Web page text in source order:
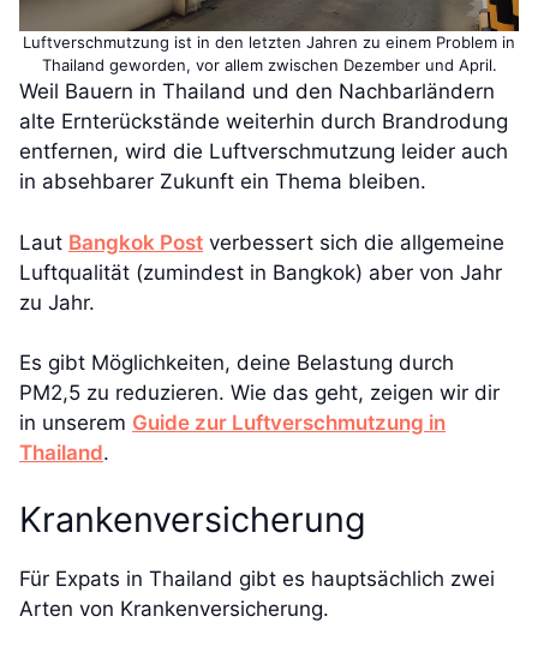
Luftverschmutzung ist in den letzten Jahren zu einem Problem in
Thailand geworden, vor allem zwischen Dezember und April.
Weil Bauern in Thailand und den Nachbarländern
alte Ernterückstände weiterhin durch Brandrodung
entfernen, wird die Luftverschmutzung leider auch
in absehbarer Zukunft ein Thema bleiben.
Laut Bangkok Post verbessert sich die allgemeine
Luftqualität (zumindest in Bangkok) aber von Jahr
zu Jahr.
Es gibt Möglichkeiten, deine Belastung durch
PM2,5 zu reduzieren. Wie das geht, zeigen wir dir
in unserem Guide zur Luftverschmutzung in
Thailand.
Krankenversicherung
Für Expats in Thailand gibt es hauptsächlich zwei
Arten von Krankenversicherung.